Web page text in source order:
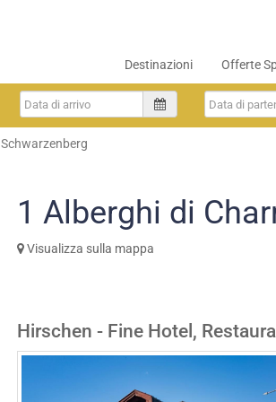
Destinazioni Offerte
Schwarzenberg
1 Alberghi di
Visualizza sulla mappa
Hirschen - Fine Hotel,